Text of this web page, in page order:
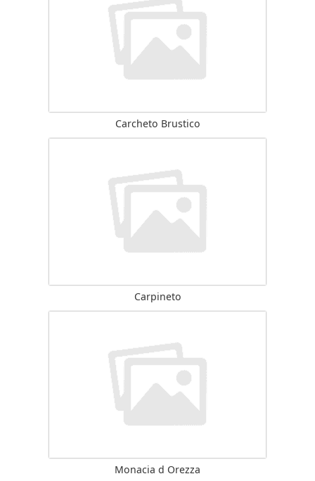
Carcheto Brustico
Carpineto
Monacia d Orezza